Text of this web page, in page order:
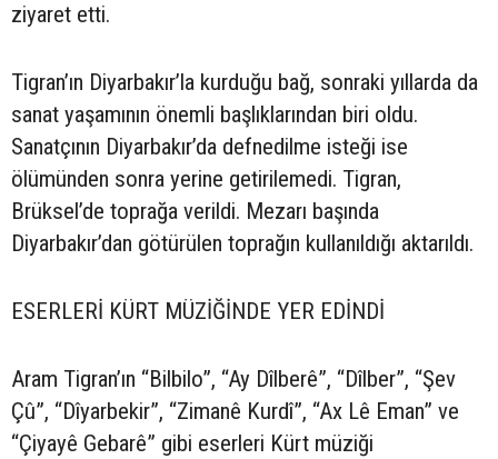
ziyaret etti.
Tigran’ın Diyarbakır’la kurduğu bağ, sonraki yıllarda da
sanat yaşamının önemli başlıklarından biri oldu.
Sanatçının Diyarbakır’da defnedilme isteği ise
ölümünden sonra yerine getirilemedi. Tigran,
Brüksel’de toprağa verildi. Mezarı başında
Diyarbakır’dan götürülen toprağın kullanıldığı aktarıldı.
ESERLERİ KÜRT MÜZİĞİNDE YER EDİNDİ
Aram Tigran’ın “Bilbilo”, “Ay Dîlberê”, “Dîlber”, “Şev
Çû”, “Dîyarbekir”, “Zimanê Kurdî”, “Ax Lê Eman” ve
“Çiyayê Gebarê” gibi eserleri Kürt müziği